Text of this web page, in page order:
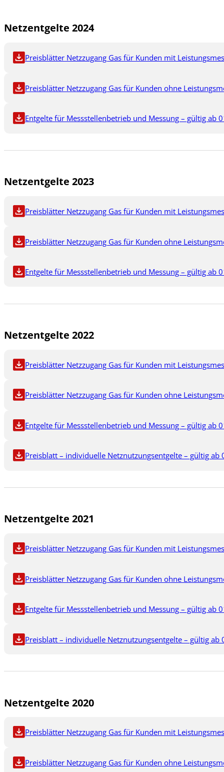
Netzentgelte 2024
Preisblätter Netzzugang Gas für Kunden mit
Preisblätter Netzzugang Gas für Kunden ohne
Entgelte für Messstellenbetrieb und Messung – gültig ab
Netzentgelte 2023
Preisblätter Netzzugang Gas für Kunden mit
Preisblätter Netzzugang Gas für Kunden ohne
Entgelte für Messstellenbetrieb und Messung – gültig ab
Netzentgelte 2022
Preisblätter Netzzugang Gas für Kunden mit
Preisblätter Netzzugang Gas für Kunden ohne
Entgelte für Messstellenbetrieb und Messung – gültig ab
Preisblatt – individuelle Netznutzungsentgelte – gültig ab
Netzentgelte 2021
Preisblätter Netzzugang Gas für Kunden mit
Preisblätter Netzzugang Gas für Kunden ohne
Entgelte für Messstellenbetrieb und Messung – gültig ab
Preisblatt – individuelle Netznutzungsentgelte – gültig ab
Netzentgelte 2020
Preisblätter Netzzugang Gas für Kunden mit
Preisblätter Netzzugang Gas für Kunden ohne